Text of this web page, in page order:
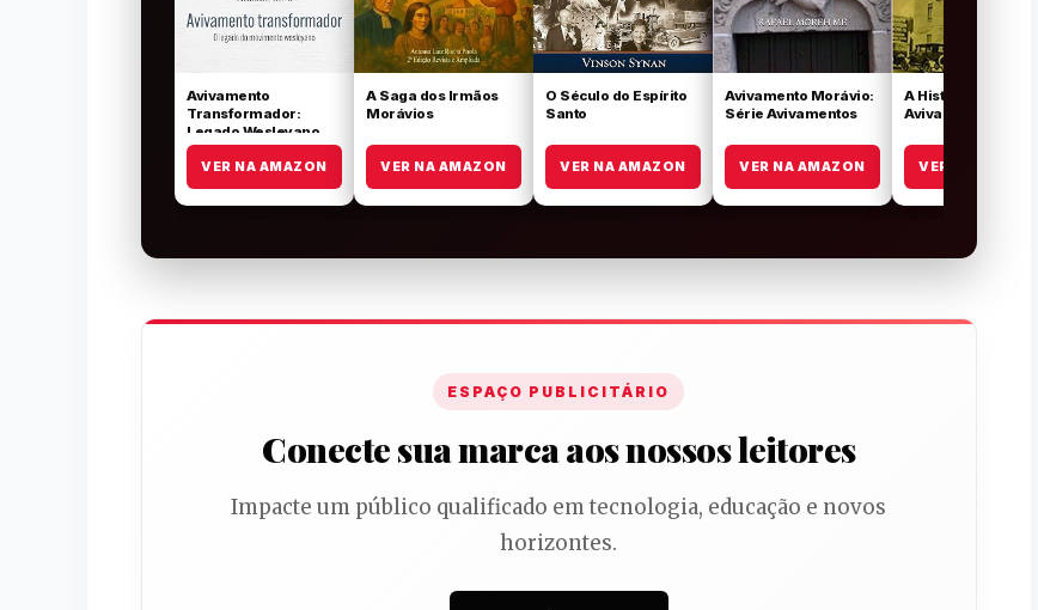
Avivamento
Transformador:
Legado Wesleyano
VER NA AMAZON
A Saga dos Irmãos
Morávios
VER NA AMAZON
O Século do Espírito
Santo
VER NA AMAZON
Avivamento Morávio:
Série Avivamentos
VER NA AMAZON
A História do
Avivamento Azusa
VER NA AMAZON
ESPAÇO PUBLICITÁRIO
Conecte sua marca aos nossos leitores
Impacte um público qualificado em tecnologia, educação e novos
horizontes.